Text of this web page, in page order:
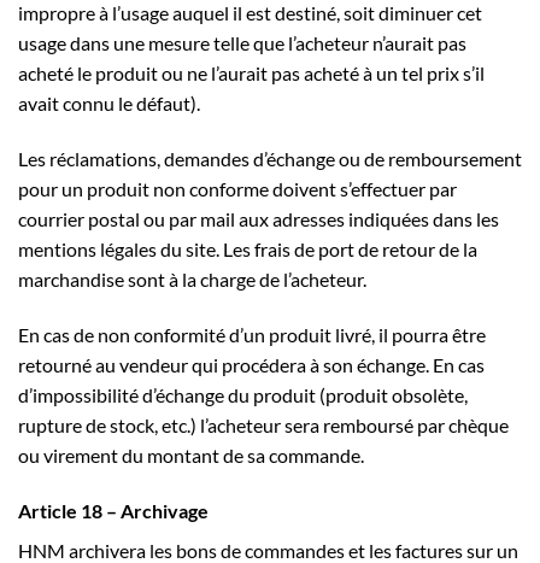
impropre à l’usage auquel il est destiné, soit diminuer cet
usage dans une mesure telle que l’acheteur n’aurait pas
acheté le produit ou ne l’aurait pas acheté à un tel prix s’il
avait connu le défaut).
Les réclamations, demandes d’échange ou de remboursement
pour un produit non conforme doivent s’effectuer par
courrier postal ou par mail aux adresses indiquées dans les
mentions légales du site. Les frais de port de retour de la
marchandise sont à la charge de l’acheteur.
En cas de non conformité d’un produit livré, il pourra être
retourné au vendeur qui procédera à son échange. En cas
d’impossibilité d’échange du produit (produit obsolète,
rupture de stock, etc.) l’acheteur sera remboursé par chèque
ou virement du montant de sa commande.
Article 18 – Archivage
HNM archivera les bons de commandes et les factures sur un